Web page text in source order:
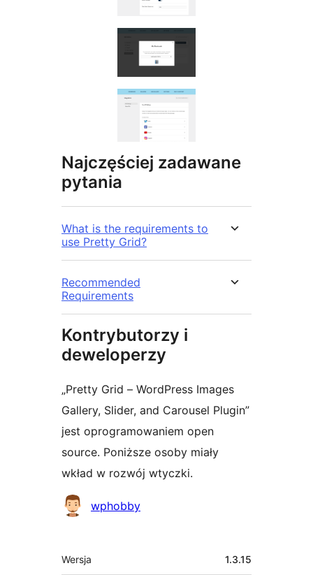
Najczęściej zadawane
pytania
What is the requirements to
use Pretty Grid?
Recommended
Requirements
Kontrybutorzy i
deweloperzy
„Pretty Grid – WordPress Images
Gallery, Slider, and Carousel Plugin”
jest oprogramowaniem open
source. Poniższe osoby miały
wkład w rozwój wtyczki.
Zaangażowani
wphobby
Meta
Wersja 1.3.15